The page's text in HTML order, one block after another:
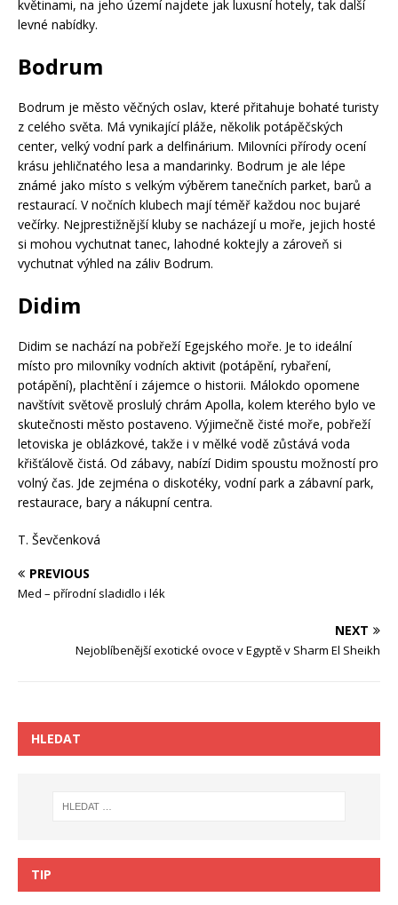
květinami, na jeho území najdete jak luxusní hotely, tak další
levné nabídky.
Bodrum
Bodrum je město věčných oslav, které přitahuje bohaté turisty
z celého světa. Má vynikající pláže, několik potápěčských
center, velký vodní park a delfinárium. Milovníci přírody ocení
krásu jehličnatého lesa a mandarinky. Bodrum je ale lépe
známé jako místo s velkým výběrem tanečních parket, barů a
restaurací. V nočních klubech mají téměř každou noc bujaré
večírky. Nejprestižnější kluby se nacházejí u moře, jejich hosté
si mohou vychutnat tanec, lahodné koktejly a zároveň si
vychutnat výhled na záliv Bodrum.
Didim
Didim se nachází na pobřeží Egejského moře. Je to ideální
místo pro milovníky vodních aktivit (potápění, rybaření,
potápění), plachtění i zájemce o historii. Málokdo opomene
navštívit světově proslulý chrám Apolla, kolem kterého bylo ve
skutečnosti město postaveno. Výjimečně čisté moře, pobřeží
letoviska je oblázkové, takže i v mělké vodě zůstává voda
křišťálově čistá. Od zábavy, nabízí Didim spoustu možností pro
volný čas. Jde zejména o diskotéky, vodní park a zábavní park,
restaurace, bary a nákupní centra.
T. Ševčenková
PREVIOUS
Med – přírodní sladidlo i lék
NEXT
Nejoblíbenější exotické ovoce v Egyptě v Sharm El Sheikh
HLEDAT
TIP